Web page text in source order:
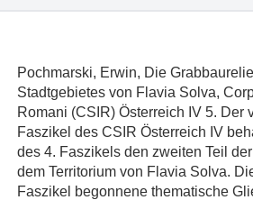
Pochmarski, Erwin, Die
Stadtgebietes von Flavia Solva,
Romani (CSIR) Österreich IV 5. Der
Faszikel des CSIR Österreich IV
des 4. Faszikels den zweiten Teil
dem Territorium von Flavia Solva.
Faszikel begonnene thematische